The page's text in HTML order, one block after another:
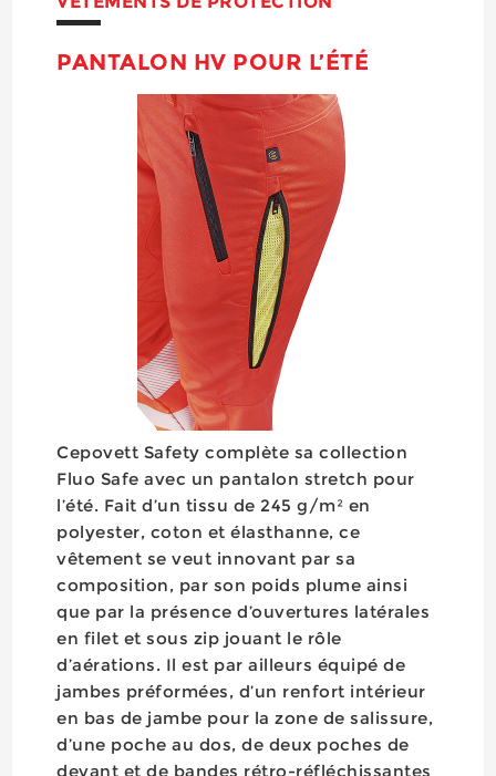
PANTALON HV POUR L’ÉTÉ
Cepovett Safety complète sa collection
Fluo Safe avec un pantalon stretch pour
l’été. Fait d’un tissu de 245 g/m² en
polyester, coton et élasthanne, ce
vêtement se veut innovant par sa
composition, par son poids plume ainsi
que par la présence d’ouvertures latérales
en filet et sous zip jouant le rôle
d’aérations. Il est par ailleurs équipé de
jambes préformées, d’un renfort intérieur
en bas de jambe pour la zone de salissure,
d’une poche au dos, de deux poches de
devant et de bandes rétro-réfléchissantes